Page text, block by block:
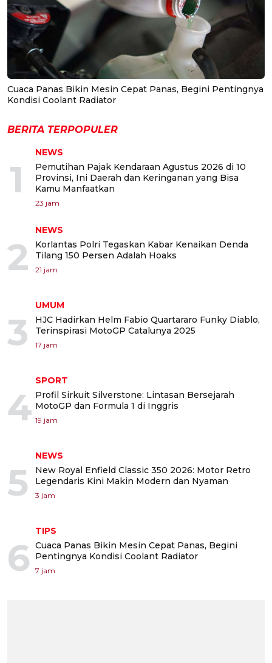
Cuaca Panas Bikin Mesin Cepat Panas, Begini Pentingnya
Kondisi Coolant Radiator
BERITA TERPOPULER
1
NEWS
Pemutihan Pajak Kendaraan Agustus 2026 di 10
Provinsi, Ini Daerah dan Keringanan yang Bisa
Kamu Manfaatkan
23 jam
2
NEWS
Korlantas Polri Tegaskan Kabar Kenaikan Denda
Tilang 150 Persen Adalah Hoaks
21 jam
3
UMUM
HJC Hadirkan Helm Fabio Quartararo Funky Diablo,
Terinspirasi MotoGP Catalunya 2025
17 jam
4
SPORT
Profil Sirkuit Silverstone: Lintasan Bersejarah
MotoGP dan Formula 1 di Inggris
19 jam
5
NEWS
New Royal Enfield Classic 350 2026: Motor Retro
Legendaris Kini Makin Modern dan Nyaman
3 jam
6
TIPS
Cuaca Panas Bikin Mesin Cepat Panas, Begini
Pentingnya Kondisi Coolant Radiator
7 jam